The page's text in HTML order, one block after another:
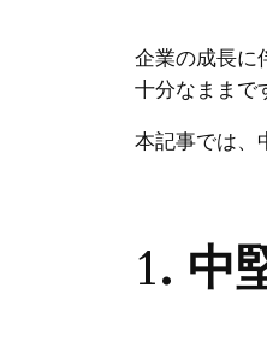
企業の成長に
十分なままで
本記事では、
1. 中